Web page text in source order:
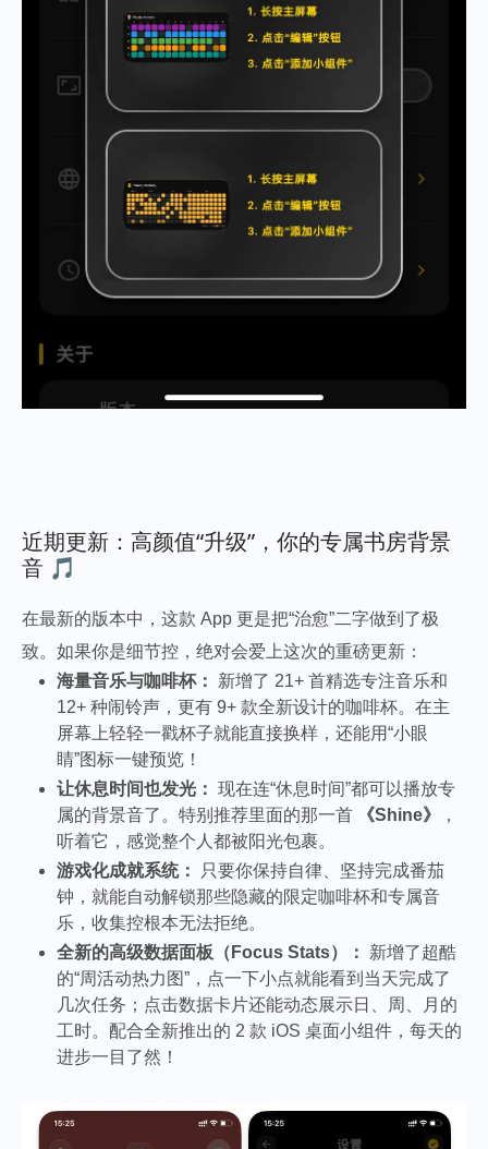
近期更新：高颜值“升级”，你的专属书房背景
音 🎵
在最新的版本中，这款 App 更是把“治愈”二字做到了极
致。如果你是细节控，绝对会爱上这次的重磅更新：
海量音乐与咖啡杯：
新增了 21+ 首精选专注音乐和
12+ 种闹铃声，更有 9+ 款全新设计的咖啡杯。在主
屏幕上轻轻一戳杯子就能直接换样，还能用“小眼
睛”图标一键预览！
让休息时间也发光： 现在连“休息时间”都可以播放专
属的背景音了。特别推荐里面的那一首
《Shine》
，
听着它，感觉整个人都被阳光包裹。
游戏化成就系统：
只要你保持自律、坚持完成番茄
钟，就能自动解锁那些隐藏的限定咖啡杯和专属音
乐，收集控根本无法拒绝。
全新的高级数据面板（Focus Stats）：
新增了超酷
的“周活动热力图”，点一下小点就能看到当天完成了
几次任务；点击数据卡片还能动态展示日、周、月的
工时。配合全新推出的 2 款 iOS 桌面小组件，每天的
进步一目了然！